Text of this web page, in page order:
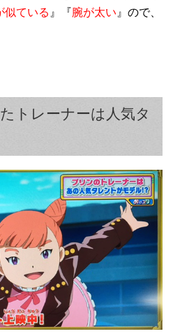
似ている 』『腕が太い 』ので、
トレーナーは人気タ